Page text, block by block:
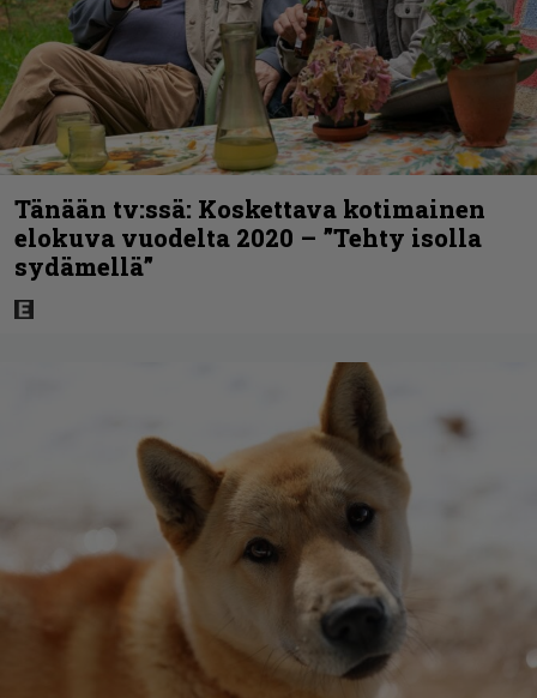
Tänään tv:ssä: Koskettava kotimainen
elokuva vuodelta 2020 – ”Tehty isolla
sydämellä”